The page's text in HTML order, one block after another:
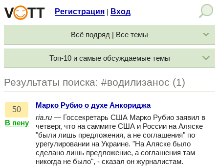
Регистрация Вход
Всё подряд | Все темы
Топ-10 и самые обсуждаемые темы
Результаты поиска: #водилизанос (1)
50
В пену
Марко Рубио о духе Анкориджа
ria.ru — Госсекретарь США Марко Рубио заявил в
четверг, что на саммите США и России на Аляске
"были лишь предложения, а не соглашения" по
урегулировании на Украине. "На Аляске было
сделано лишь предложение, а соглашения там
никогда не было", - сказал он журналистам.